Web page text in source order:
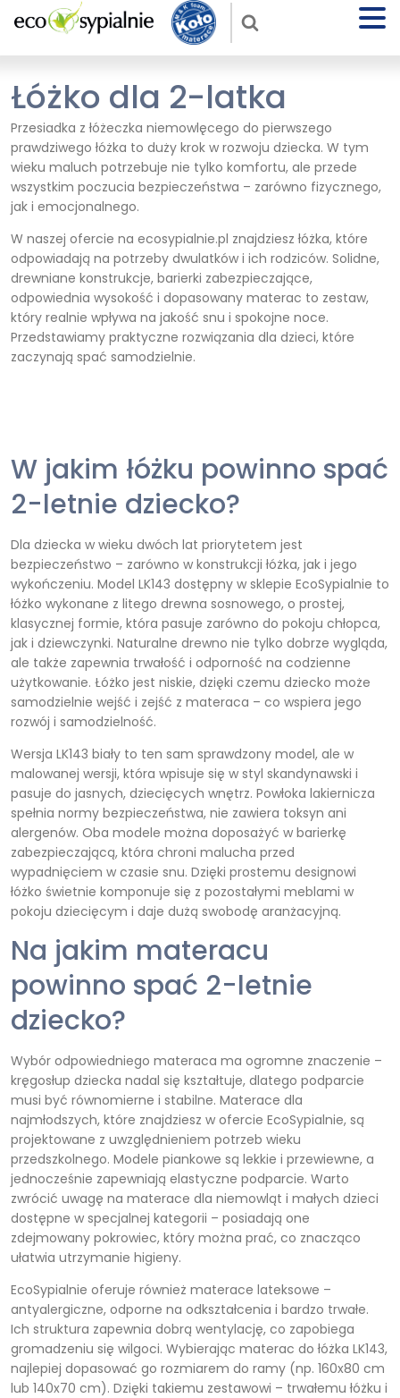
Łóżko dla 2-latka
Przesiadka z łóżeczka niemowlęcego do pierwszego
prawdziwego łóżka to duży krok w rozwoju dziecka. W tym
wieku maluch potrzebuje nie tylko komfortu, ale przede
wszystkim poczucia bezpieczeństwa – zarówno fizycznego,
jak i emocjonalnego.
W naszej ofercie na ecosypialnie.pl znajdziesz łóżka, które
odpowiadają na potrzeby dwulatków i ich rodziców. Solidne,
drewniane konstrukcje, barierki zabezpieczające,
odpowiednia wysokość i dopasowany materac to zestaw,
który realnie wpływa na jakość snu i spokojne noce.
Przedstawiamy praktyczne rozwiązania dla dzieci, które
zaczynają spać samodzielnie.
W jakim łóżku powinno spać
2-letnie dziecko?
Dla dziecka w wieku dwóch lat priorytetem jest
bezpieczeństwo – zarówno w konstrukcji łóżka, jak i jego
wykończeniu. Model LK143 dostępny w sklepie EcoSypialnie to
łóżko wykonane z litego drewna sosnowego, o prostej,
klasycznej formie, która pasuje zarówno do pokoju chłopca,
jak i dziewczynki. Naturalne drewno nie tylko dobrze wygląda,
ale także zapewnia trwałość i odporność na codzienne
użytkowanie. Łóżko jest niskie, dzięki czemu dziecko może
samodzielnie wejść i zejść z materaca – co wspiera jego
rozwój i samodzielność.
Wersja LK143 biały to ten sam sprawdzony model, ale w
malowanej wersji, która wpisuje się w styl skandynawski i
pasuje do jasnych, dziecięcych wnętrz. Powłoka lakiernicza
spełnia normy bezpieczeństwa, nie zawiera toksyn ani
alergenów. Oba modele można doposażyć w barierkę
zabezpieczającą, która chroni malucha przed
wypadnięciem w czasie snu. Dzięki prostemu designowi
łóżko świetnie komponuje się z pozostałymi meblami w
pokoju dziecięcym i daje dużą swobodę aranżacyjną.
Na jakim materacu
powinno spać 2-letnie
dziecko?
Wybór odpowiedniego materaca ma ogromne znaczenie –
kręgosłup dziecka nadal się kształtuje, dlatego podparcie
musi być równomierne i stabilne. Materace dla
najmłodszych, które znajdziesz w ofercie EcoSypialnie, są
projektowane z uwzględnieniem potrzeb wieku
przedszkolnego. Modele piankowe są lekkie i przewiewne, a
jednocześnie zapewniają elastyczne podparcie. Warto
zwrócić uwagę na materace dla niemowląt i małych dzieci
dostępne w specjalnej kategorii – posiadają one
zdejmowany pokrowiec, który można prać, co znacząco
ułatwia utrzymanie higieny.
EcoSypialnie oferuje również materace lateksowe –
antyalergiczne, odporne na odkształcenia i bardzo trwałe.
Ich struktura zapewnia dobrą wentylację, co zapobiega
gromadzeniu się wilgoci. Wybierając materac do łóżka LK143,
najlepiej dopasować go rozmiarem do ramy (np. 160x80 cm
lub 140x70 cm). Dzięki takiemu zestawowi – trwałemu łóżku i